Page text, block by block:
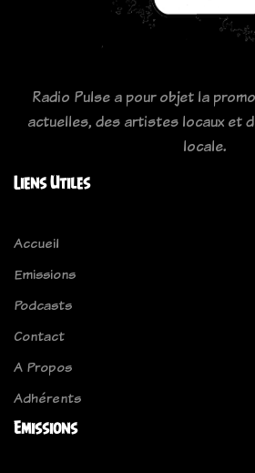
Radio Pulse a pour objet la
actuelles, des artistes locaux et
locale.
Liens Utiles
Accueil
Emissions
Podcasts
Contact
A Propos
Adhérents
Emissions